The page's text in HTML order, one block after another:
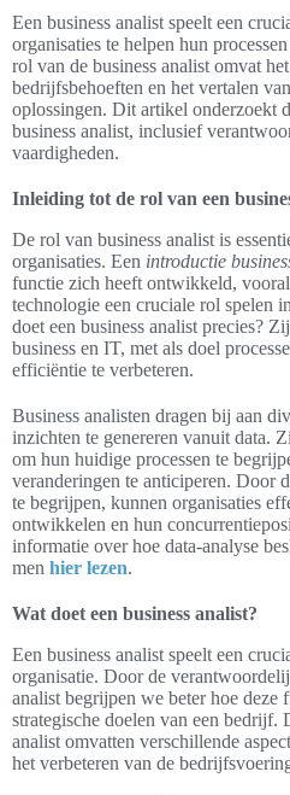
Een business analist speelt een
organisaties te helpen hun
rol van de business analist omvat
bedrijfsbehoeften en het vertalen
oplossingen. Dit artikel onderzoekt
business analist, inclusief
vaardigheden.
Inleiding tot de rol van een
De rol van business analist is
organisaties. Een introductie
functie zich heeft ontwikkeld,
technologie een cruciale rol spelen
doet een business analist precies?
business en IT, met als doel
efficiëntie te verbeteren.
Business analisten dragen bij aan
inzichten te genereren vanuit data.
om hun huidige processen te
veranderingen te anticiperen. Door
te begrijpen, kunnen organisaties
ontwikkelen en hun
informatie over hoe data-analyse
men hier lezen.
Wat doet een business analist?
Een business analist speelt een
organisatie. Door de
analist begrijpen we beter hoe deze
strategische doelen van een bedrijf.
analist omvatten verschillende
het verbeteren van de